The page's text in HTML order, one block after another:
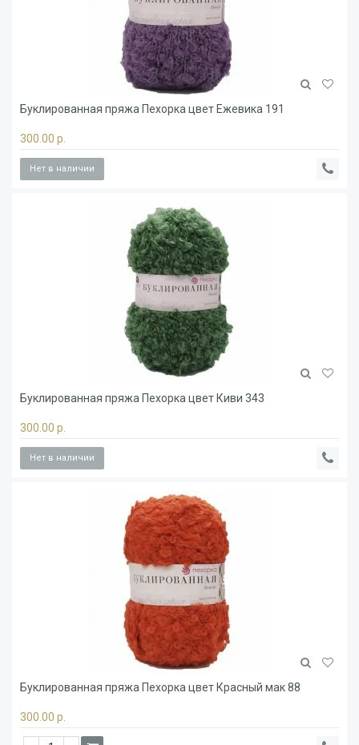
Буклированная пряжа Пехорка цвет Ежевика 191
300.00 р.
Нет в наличии
Буклированная пряжа Пехорка цвет Киви 343
300.00 р.
Нет в наличии
Буклированная пряжа Пехорка цвет Красный мак 88
300.00 р.